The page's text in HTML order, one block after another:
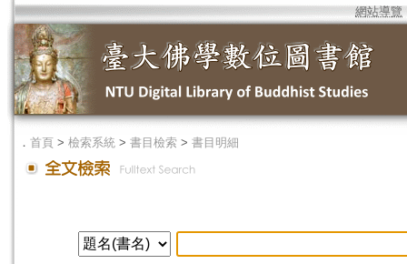
網站導覽
． 首頁 > 檢索系統 > 書目檢索 > 書目明細